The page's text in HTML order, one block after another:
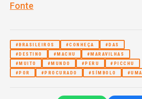
Fonte
#BRASILEIROS #CONHEÇA
#DAS
#DESTINO
#MACHU
#MARAVILHAS
#MUITO
#MUNDO #PERU
#PICCHU
#POR
#PROCURADO #SÍMBOLO #UMA